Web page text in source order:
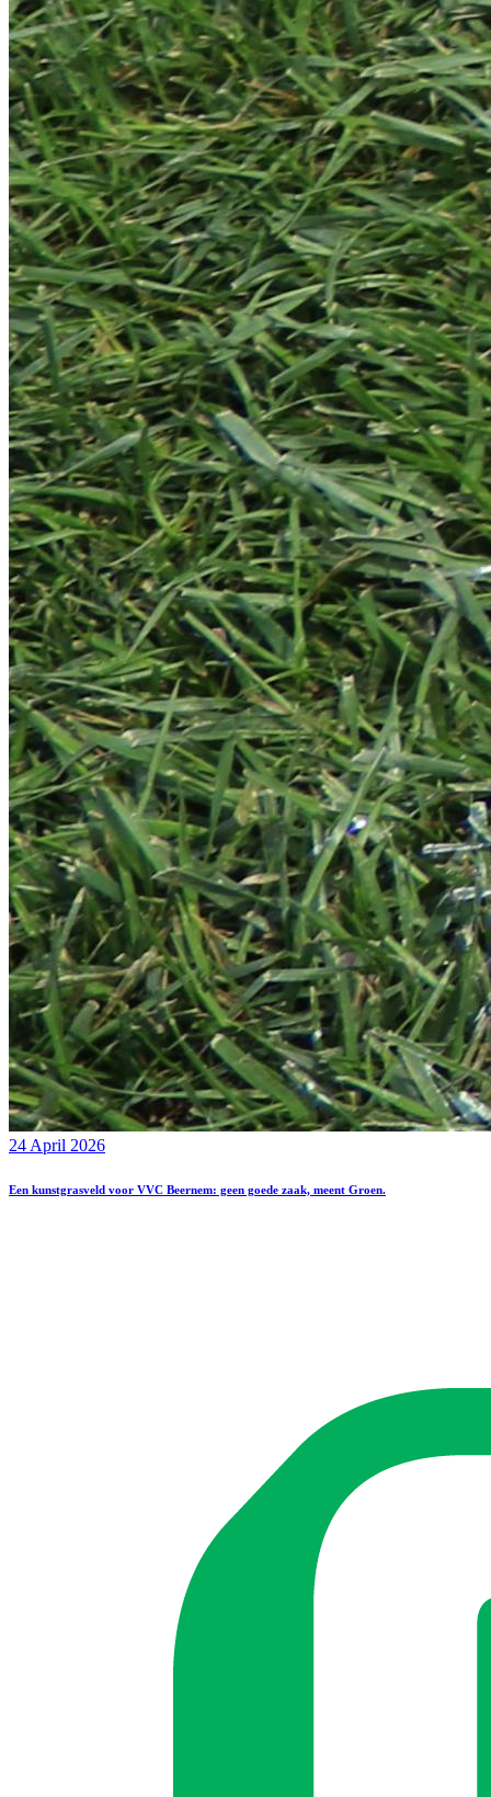
24 April 2026
Een kunstgrasveld voor VVC Beernem: geen goede zaak, meent Groen.